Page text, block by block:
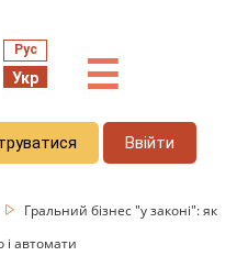
Рус
Укр ☰
Ввійти
Гральний бізнес "у законі": як
і автомати